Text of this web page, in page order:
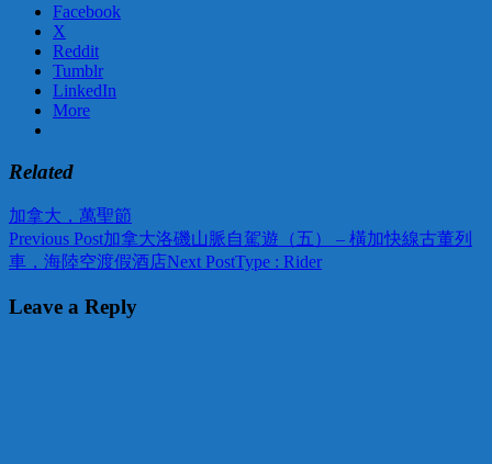
Facebook
X
Reddit
Tumblr
LinkedIn
More
Related
加拿大，萬聖節
Post
navigation
Previous Post加拿大洛磯山脈自駕遊（五） – 橫加快線古董列
車，海陸空渡假酒店Next PostType : Rider
Leave a Reply